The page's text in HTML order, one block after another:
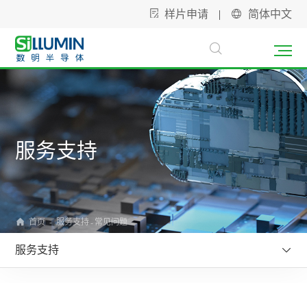
样片申请 | 简体中文
服务支持
首页 - 服务支持- 常见问题
服务支持